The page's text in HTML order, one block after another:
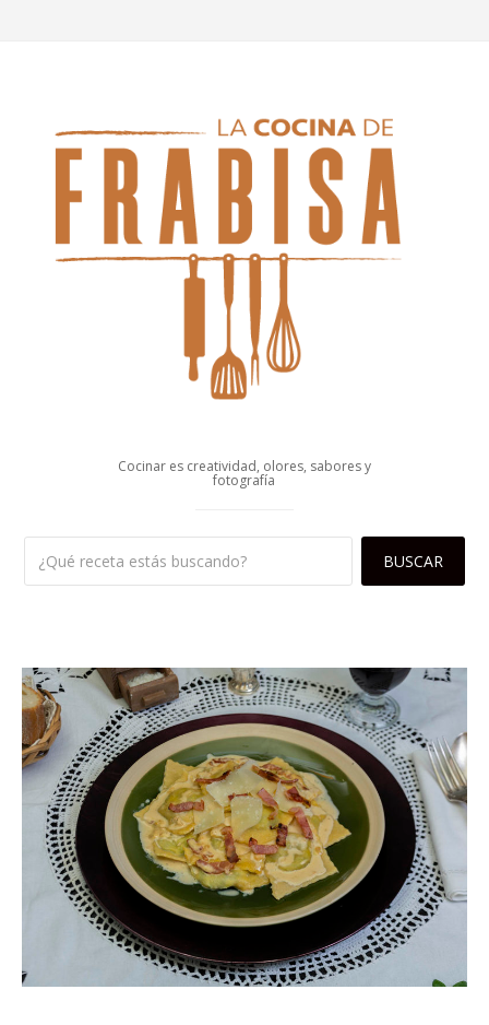
Cocinar es creatividad, olores, sabores y
fotografía